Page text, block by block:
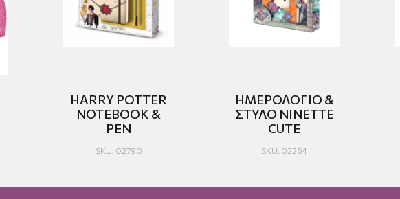
HARRY POTTER
NOTEBOOK &
PEN
SKU: 02790
ΗΜΕΡΟΛΟΓΙΟ &
ΣΤΥΛΟ NINETTE
CUTE
SKU: 02264